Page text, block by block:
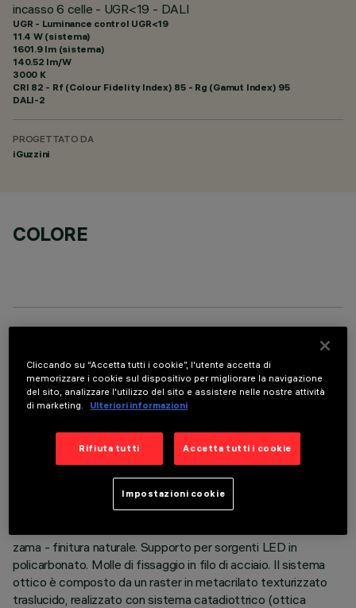
incasso 6 celle - UGR<19 - DALI
UGR - Luminance control UGR<19
11.4 W (sistema)
1601.9 lm (sistema)
140.52 lm/W
3000 K
CRI 82 - Rf (Colour Fidelity Index) 85 - Rg (Gamut Index) 95
DALI-2
PROGETTATO DA
iGuzzini
COLORE
ULTIMO AGGIORNAMENTO: 06/08/2026
DESCRIZIONE
Apparecchio ad incasso composto da dispositivo sorgente,
raster emittente a 6 celle e componentistica di
funzionamento. Versione per illuminazione a luminanza
controllata UGR < 19 - conforme alla norma per impiego in
ambienti con uso di videoterminali. Corpo principale in alluminio
zama - finitura naturale. Supporto per sorgenti LED in
policarbonato. Molle di fissaggio in filo di acciaio. Il sistema
ottico è composto da un raster in metacrilato texturizzato
traslucido, realizzato con sistema catadiottrico (ottica
Cliccando su “Accetta tutti i cookie”, l'utente accetta di
memorizzare i cookie sul dispositivo per migliorare la navigazione
del sito, analizzare l'utilizzo del sito e assistere nelle nostre attività
di marketing.
Ulteriori informazioni
Rifiuta tutti Accetta tutti i cookie
Impostazioni cookie